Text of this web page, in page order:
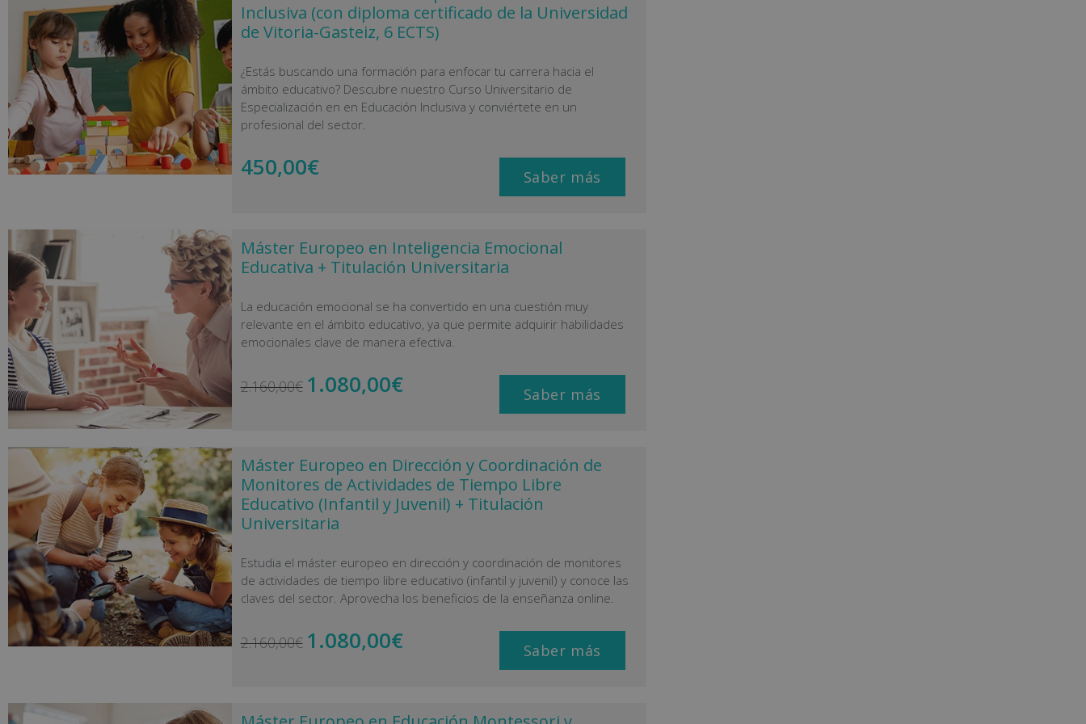
Inclusiva (con diploma certificado de la Universidad
de Vitoria-Gasteiz, 6 ECTS)
¿Estás buscando una formación para enfocar tu carrera hacia el
ámbito educativo? Descubre nuestro Curso Universitario de
Especialización en en Educación Inclusiva y conviértete en un
profesional del sector.
450,00€ Saber más
Máster Europeo en Inteligencia Emocional
Educativa + Titulación Universitaria
La educación emocional se ha convertido en una cuestión muy
relevante en el ámbito educativo, ya que permite adquirir habilidades
emocionales clave de manera efectiva.
2.160,00€ 1.080,00€ Saber más
Máster Europeo en Dirección y Coordinación de
Monitores de Actividades de Tiempo Libre
Educativo (Infantil y Juvenil) + Titulación
Universitaria
Estudia el máster europeo en dirección y coordinación de monitores
de actividades de tiempo libre educativo (infantil y juvenil) y conoce las
claves del sector. Aprovecha los beneficios de la enseñanza online.
2.160,00€ 1.080,00€ Saber más